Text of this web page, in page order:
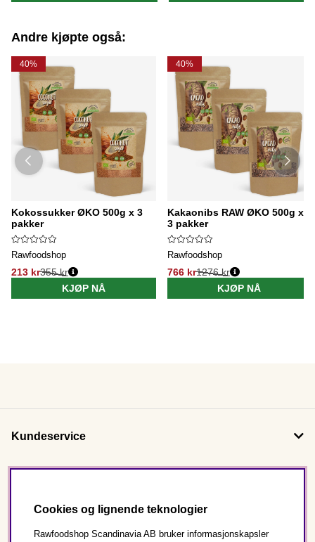
Andre kjøpte også:
40%
Kokossukker ØKO 500g x 3
pakker
Rawfoodshop
213 kr355 kr
KJØP NÅ
40%
Kakaonibs RAW ØKO 500g x
3 pakker
Rawfoodshop
766 kr1276 kr
KJØP NÅ
Kundeservice
Cookies og lignende teknologier
Rawfoodshop Scandinavia AB bruker informasjonskapsler